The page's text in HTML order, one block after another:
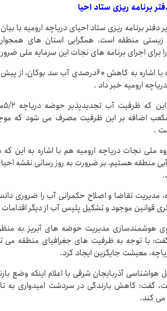
برنامه ریزی ستاد احیا
دفتر برنامه ریزی ستاد احیای دریاچه ارومیه با
زیستی منطقه است، همگرایی استان های
برای اجرای برنامه های نجات این سرمایه ملی
ارومیه خبر داد .
مکعب اضافه بر این ظرفیت مصرف می شود که
.
ملی نجات دریاچه ارومیه هم با اشاره به این
منطقه هستیم، بر ضرورت به روز رسانی نقشه
مدیریت تقاضا و اصلاح حکمرانی آب را ضروری
قوانین موجود و تشکیل پلیس آب از دیگر
وی هوشمندسازی مدیریت حوضه های آبریز به
با توجه به ظرفیت های جغرافیای منطقه می
معیشت جایگزین ایجاد کرد.
آذربایجان شرقی با اعلام اینکه وضع
گفت: کاهش بارندگی در سردشت امیدواری به
می کند.